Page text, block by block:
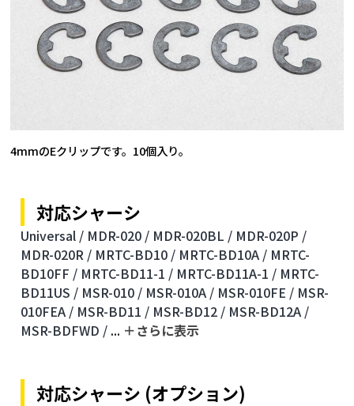
4mmのEクリップです。10個入り。
対応シャーシ
Universal / MDR-020 / MDR-020BL / MDR-020P /
MDR-020R / MRTC-BD10 / MRTC-BD10A / MRTC-
BD10FF / MRTC-BD11-1 / MRTC-BD11A-1 / MRTC-
BD11US / MSR-010 / MSR-010A / MSR-010FE / MSR-
010FEA / MSR-BD11 / MSR-BD12 / MSR-BD12A /
MSR-BDFWD / ... ＋さらに表⽰
対応シャーシ (オプション)